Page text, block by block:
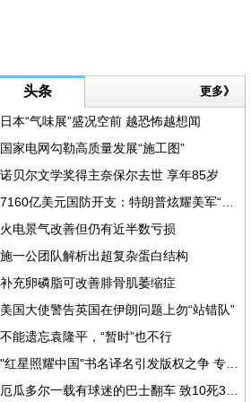
头条 更多》
日本“气味展”盛况空前 越恐怖越想闻
国家电网勾勒高质量发展“施工图”
诺贝尔文学奖得主奈保尔去世 享年85岁
火电景气改善但仍有近半数亏损
施一公团队解析出超复杂蛋白结构
补充卵磷脂可改善腓骨肌萎缩症
美国大使警告英国在伊朗问题上勿“站错队”
不能遗忘袁隆平，“暂时”也不行